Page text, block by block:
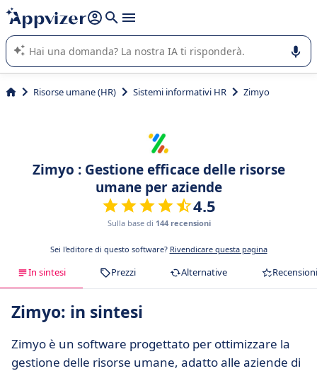
righe con
shift + enter
L'IA di Appvizer vi guida nell'utilizzo o nella scelta di un
software SaaS per la vostra azienda.
Risorse umane (HR) Sistemi informativi HR Zimyo
Zimyo : Gestione efficace delle risorse
umane per aziende
4.5
Sulla base di 144 recensioni
Sei l'editore di questo software? Rivendicare questa pagina
In sintesi Prezzi Alternative Recensioni
Zimyo: in sintesi
Zimyo è un software progettato per ottimizzare la
gestione delle risorse umane, adatto alle aziende di